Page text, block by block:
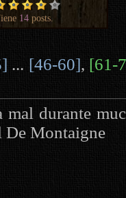
14 posts.
... [46-60], [61-
durante
Montaigne